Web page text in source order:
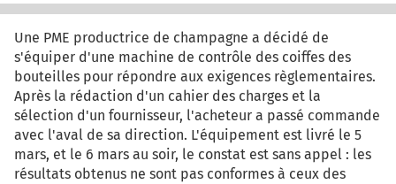
Une PME productrice de champagne a décidé de
s'équiper d'une machine de contrôle des coiffes des
bouteilles pour répondre aux exigences règlementaires.
Après la rédaction d'un cahier des charges et la
sélection d'un fournisseur, l'acheteur a passé commande
avec l'aval de sa direction. L'équipement est livré le 5
mars, et le 6 mars au soir, le constat est sans appel : les
résultats obtenus ne sont pas conformes à ceux des